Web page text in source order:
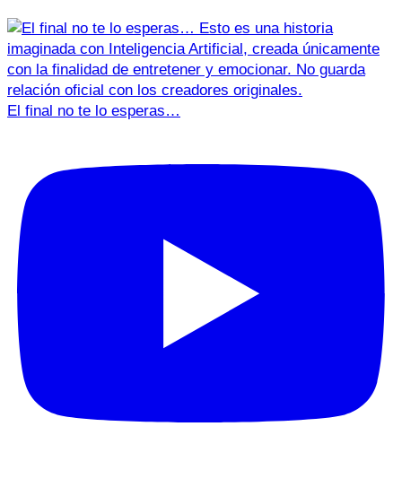
El final no te lo esperas…